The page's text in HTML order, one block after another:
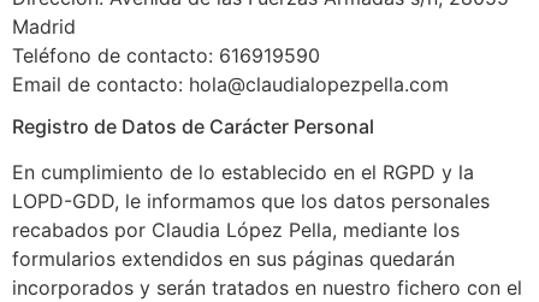
Madrid
Teléfono de contacto: 616919590
Email de contacto: hola@claudialopezpella.com
Registro de Datos de Carácter Personal
En cumplimiento de lo establecido en el RGPD y la
LOPD-GDD, le informamos que los datos personales
recabados por Claudia López Pella, mediante los
formularios extendidos en sus páginas quedarán
incorporados y serán tratados en nuestro fichero con el